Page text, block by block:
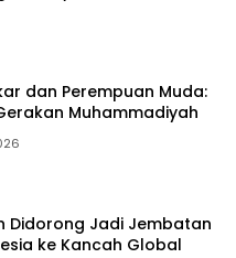
dan Perempuan Muda:
Muhammadiyah
Didorong Jadi Jembatan
ke Kancah Global